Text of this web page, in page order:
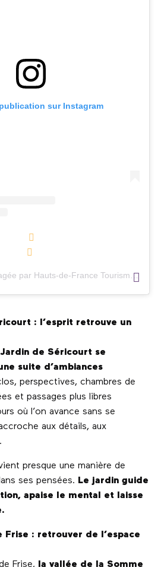
sur Instagram
Une publication partagée par Hauts-de-France Tourisme (@hdftourisme)
: l’esprit retrouve un
de Séricourt se
suite d’ambiances
perspectives, chambres de
et passages plus libres
où l’on avance sans se
aux détails, aux
presque une manière de
ses pensées. Le jardin guide
apaise le mental et laisse
Frise : retrouver de l’espace
Frise,
la vallée de la Somme